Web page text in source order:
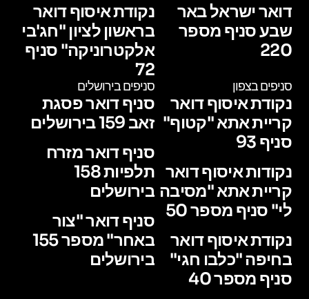
דואר ישראל באר
שבע סניף מספר
220
נקודת איסוף דואר
בראשון לציון "חג'בי
אלקטרוניקה" סניף
72
סניפים בצפון
נקודת איסוף דואר
קריית אתא "קטוף"
סניף 93
נקודות איסוף דואר
קריית אתא "מסיבה
לי" סניף מספר 50
נקודת איסוף דואר
בחיפה "כלבו חגי"
סניף מספר 40
סניפים בירושלים
סניף דואר פסגת
זאב 159 בירושלים
סניף דואר מזרח
תלפיות 158
בירושלים
סניף דואר "צור
באחר" מספר 155
בירושלים